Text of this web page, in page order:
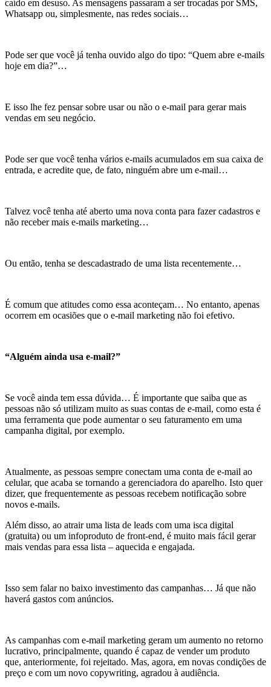
caído em desuso. As mensagens passaram a ser trocadas por SMS,
Whatsapp ou, simplesmente, nas redes sociais…
Pode ser que você já tenha ouvido algo do tipo: “Quem abre e-mails
hoje em dia?”…
E isso lhe fez pensar sobre usar ou não o e-mail para gerar mais
vendas em seu negócio.
Pode ser que você tenha vários e-mails acumulados em sua caixa de
entrada, e acredite que, de fato, ninguém abre um e-mail…
Talvez você tenha até aberto uma nova conta para fazer cadastros e
não receber mais e-mails marketing…
Ou então, tenha se descadastrado de uma lista recentemente…
É comum que atitudes como essa aconteçam… No entanto, apenas
ocorrem em ocasiões que o e-mail marketing não foi efetivo.
“Alguém ainda usa e-mail?”
Se você ainda tem essa dúvida… É importante que saiba que as
pessoas não só utilizam muito as suas contas de e-mail, como esta é
uma ferramenta que pode aumentar o seu faturamento em uma
campanha digital, por exemplo.
Atualmente, as pessoas sempre conectam uma conta de e-mail ao
celular, que acaba se tornando a gerenciadora do aparelho. Isto quer
dizer, que frequentemente as pessoas recebem notificação sobre
novos e-mails.
Além disso, ao atrair uma lista de leads com uma isca digital
(gratuita) ou um infoproduto de front-end, é muito mais fácil gerar
mais vendas para essa lista – aquecida e engajada.
Isso sem falar no baixo investimento das campanhas… Já que não
haverá gastos com anúncios.
As campanhas com e-mail marketing geram um aumento no retorno
lucrativo, principalmente, quando é capaz de vender um produto
que, anteriormente, foi rejeitado. Mas, agora, em novas condições de
preço e com um novo copywriting, agradou à audiência.